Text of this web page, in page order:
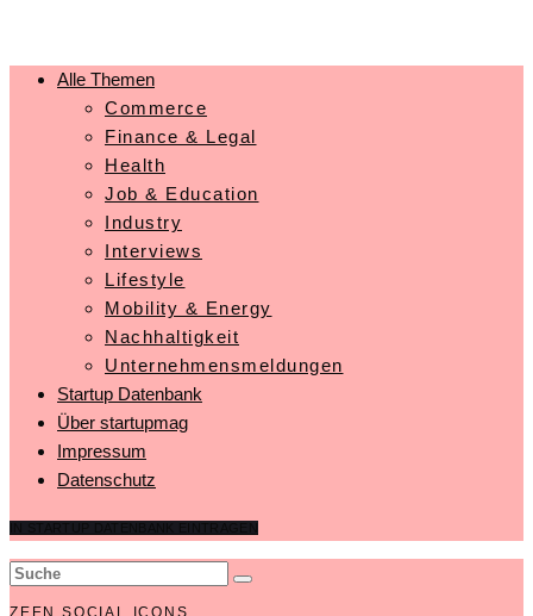
Alle Themen
Commerce
Finance & Legal
Health
Job & Education
Industry
Interviews
Lifestyle
Mobility & Energy
Nachhaltigkeit
Unternehmensmeldungen
Startup Datenbank
Über startupmag
Impressum
Datenschutz
ZEEN SOCIAL ICONS